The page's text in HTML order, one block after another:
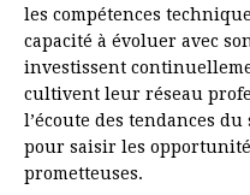
les compétences
capacité à évoluer avec
investissent
cultivent leur réseau
l’écoute des tendances
pour saisir les
prometteuses.